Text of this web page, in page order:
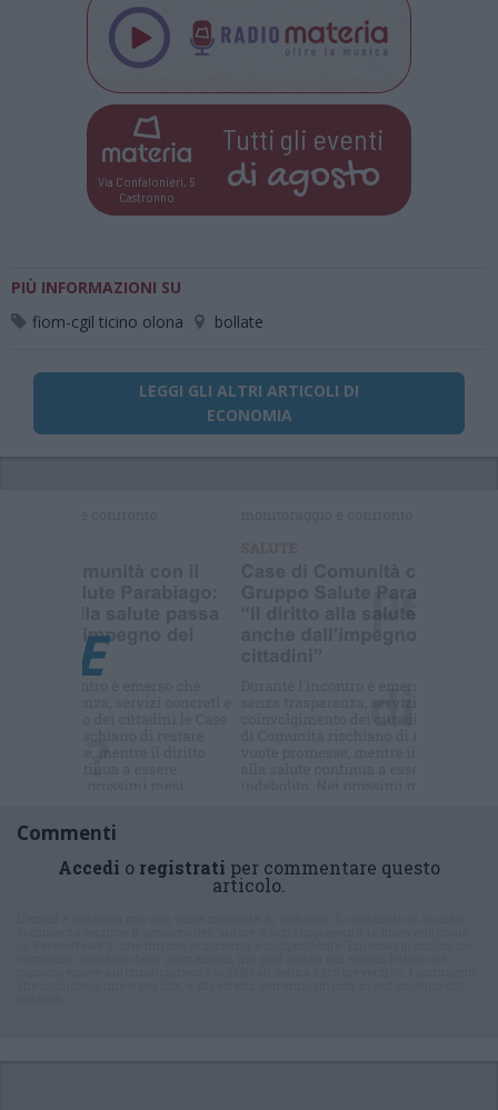
Via Confalonieri, 5
Castronno
Tutti gli eventi
di agosto
PIÙ INFORMAZIONI SU
fiom-cgil ticino olona
bollate
LEGGI GLI ALTRI ARTICOLI DI
ECONOMIA
Commenti
Accedi o registrati per commentare questo
articolo.